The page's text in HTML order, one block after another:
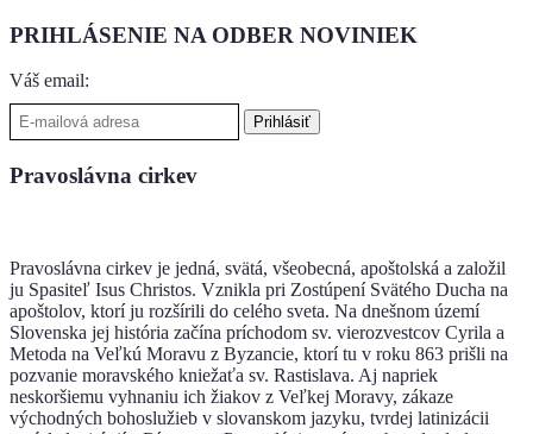
PRIHLÁSENIE NA ODBER NOVINIEK
Váš email:
Pravoslávna cirkev
Pravoslávna cirkev je jedná, svätá, všeobecná, apoštolská a založil
ju Spasiteľ Isus Christos. Vznikla pri Zostúpení Svätého Ducha na
apoštolov, ktorí ju rozšírili do celého sveta. Na dnešnom území
Slovenska jej história začína príchodom sv. vierozvestcov Cyrila a
Metoda na Veľkú Moravu z Byzancie, ktorí tu v roku 863 prišli na
pozvanie moravského kniežaťa sv. Rastislava. Aj napriek
neskoršiemu vyhnaniu ich žiakov z Veľkej Moravy, zákaze
východných bohoslužieb v slovanskom jazyku, tvrdej latinizácii